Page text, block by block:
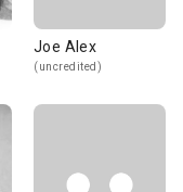
Joe Alex
(uncredited)